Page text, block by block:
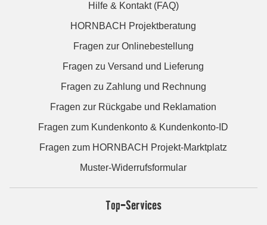
Hilfe & Kontakt (FAQ)
HORNBACH Projektberatung
Fragen zur Onlinebestellung
Fragen zu Versand und Lieferung
Fragen zu Zahlung und Rechnung
Fragen zur Rückgabe und Reklamation
Fragen zum Kundenkonto & Kundenkonto-ID
Fragen zum HORNBACH Projekt-Marktplatz
Muster-Widerrufsformular
Top-Services